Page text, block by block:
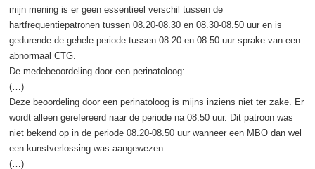
mijn mening is er geen essentieel verschil tussen de
hartfrequentiepatronen tussen 08.20-08.30 en 08.30-08.50 uur en is
gedurende de gehele periode tussen 08.20 en 08.50 uur sprake van een
abnormaal CTG.
De medebeoordeling door een perinatoloog:
(…)
Deze beoordeling door een perinatoloog is mijns inziens niet ter zake. Er
wordt alleen gerefereerd naar de periode na 08.50 uur. Dit patroon was
niet bekend op in de periode 08.20-08.50 uur wanneer een MBO dan wel
een kunstverlossing was aangewezen
(…)